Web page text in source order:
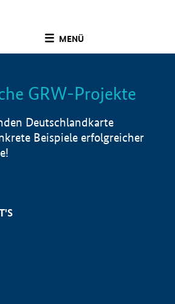
MENÜ
Info
GRW-Projekte
Deutschlandkarte
Beispiele erfolgreicher